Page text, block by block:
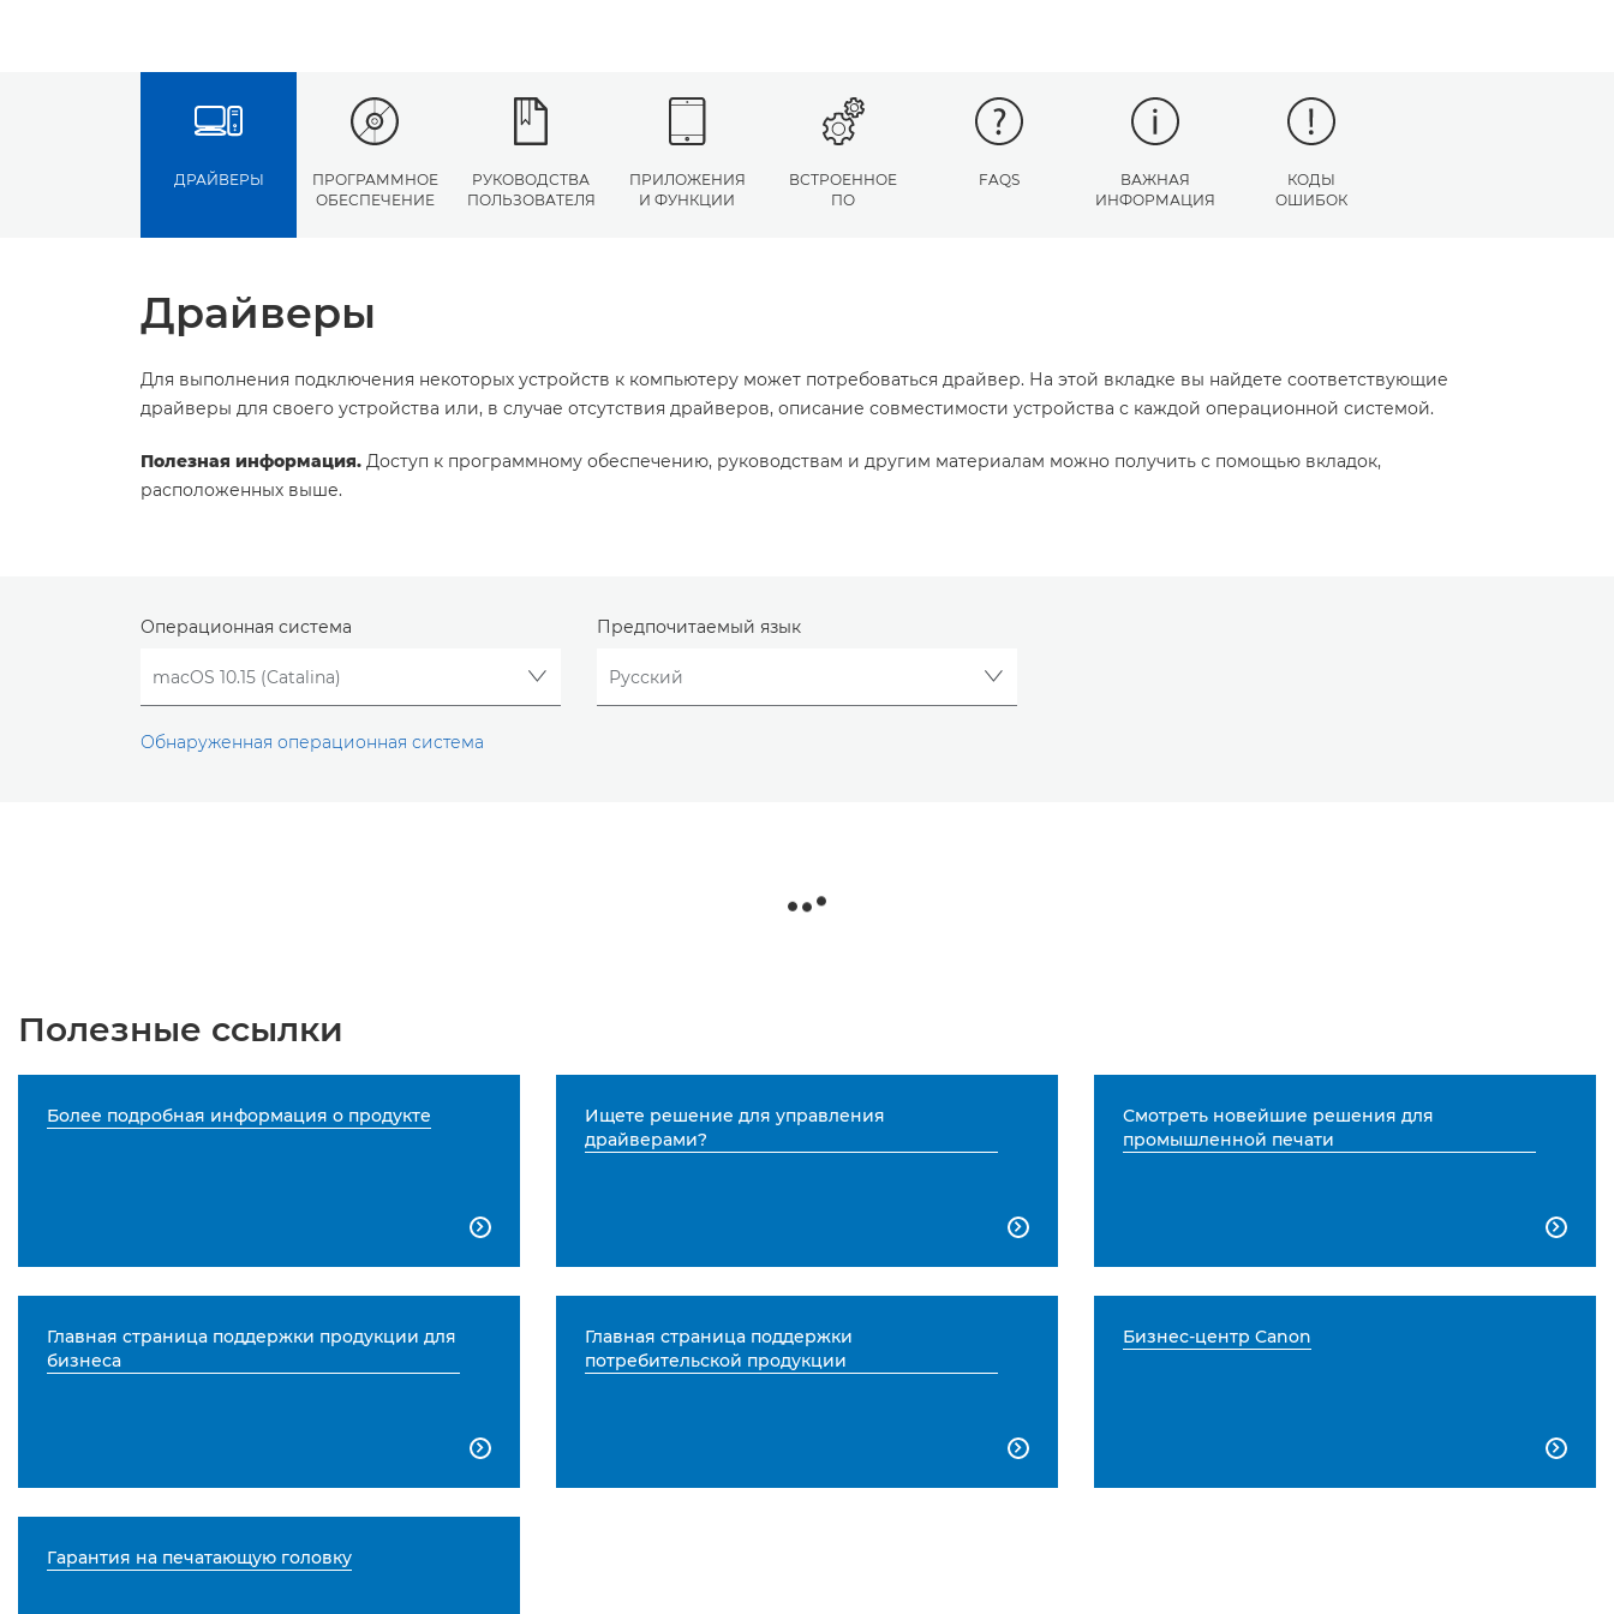
ДРАЙВЕРЫ
ПРОГРАММНОЕ
ОБЕСПЕЧЕНИЕ
РУКОВОДСТВА
ПОЛЬЗОВАТЕЛЯ
ПРИЛОЖЕНИЯ
И ФУНКЦИИ
ВСТРОЕННОЕ
ПО
FAQS
ВАЖНАЯ
ИНФОРМАЦИЯ
КОДЫ
ОШИБОК
Драйверы
Для выполнения подключения некоторых устройств к компьютеру может потребоваться драйвер. На этой вкладке вы найдете соответствующие
драйверы для своего устройства или, в случае отсутствия драйверов, описание совместимости устройства с каждой операционной системой.
Полезная информация. Доступ к программному обеспечению, руководствам и другим материалам можно получить с помощью вкладок,
расположенных выше.
Операционная система
Обнаруженная операционная система
Предпочитаемый язык
Полезные ссылки
Более подробная информация о продукте

Ищете решение для управления
драйверами?

Смотреть новейшие решения для
промышленной печати

Главная страница поддержки продукции для
бизнеса

Главная страница поддержки
потребительской продукции

Бизнес-центр Canon

Гарантия на печатающую головку